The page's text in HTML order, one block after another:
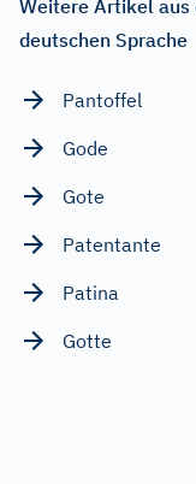
Weitere Artikel aus
deutschen Sprache
Pantoffel
Gode
Gote
Patentante
Patina
Gotte